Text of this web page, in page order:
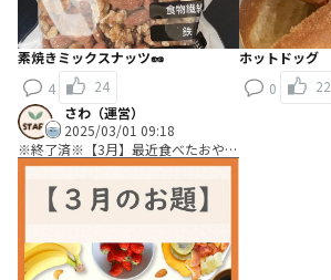
素焼きミックスナッツ🥜
4
24
ホットドッグ
0
22
さわ（運営）
2025/03/01 09:18
※終了済※【3月】最近食べたおやつ
教えて！